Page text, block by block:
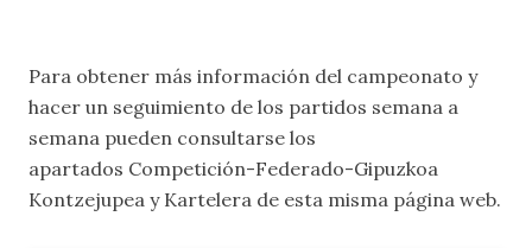
Para obtener más información del campeonato y
hacer un seguimiento de los partidos semana a
semana pueden consultarse los
apartados Competición-Federado-Gipuzkoa
Kontzejupea y Kartelera de esta misma página web.